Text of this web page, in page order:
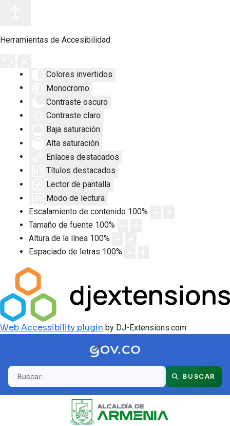
Herramientas de Accesibilidad
Colores invertidos
Monocromo
Contraste oscuro
Contraste claro
Baja saturación
Alta saturación
Enlaces destacados
Títulos destacados
Lector de pantalla
Modo de lectura
Escalamiento de contenido 100%
Tamaño de fuente 100%
Altura de la línea 100%
Espaciado de letras 100%
Web Accessibility plugin by DJ-Extensions.com
Buscar BUSCAR